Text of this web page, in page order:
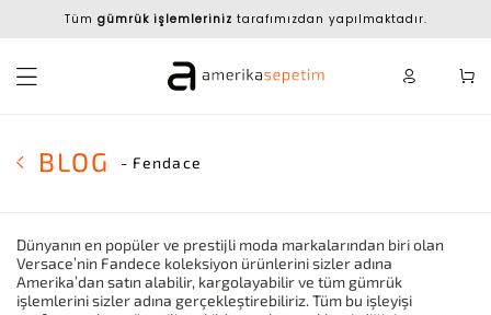
Tüm gümrük işlemleriniz tarafımızdan yapılmaktadır.
BLOG - Fendace
Dünyanın en popüler ve prestijli moda markalarından biri olan
Versace’nin Fandece koleksiyon ürünlerini sizler adına
Amerika’dan satın alabilir, kargolayabilir ve tüm gümrük
işlemlerini sizler adına gerçekleştirebiliriz. Tüm bu işleyişi